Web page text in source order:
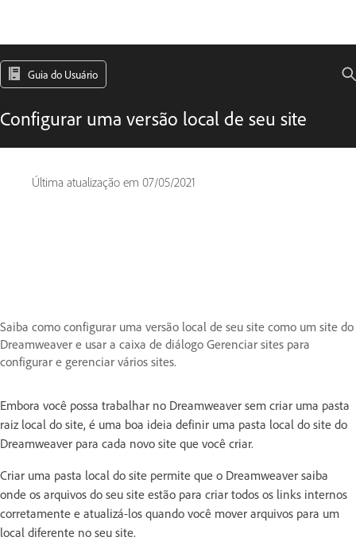
Guia do Usuário
Configurar uma versão local de seu site
Última atualização em 07/05/2021
Saiba como configurar uma versão local de seu site como um site do
Dreamweaver e usar a caixa de diálogo Gerenciar sites para
configurar e gerenciar vários sites.
Embora você possa trabalhar no Dreamweaver sem criar uma pasta
raiz local do site, é uma boa ideia definir uma pasta local do site do
Dreamweaver para cada novo site que você criar.
Criar uma pasta local do site permite que o Dreamweaver saiba
onde os arquivos do seu site estão para criar todos os links internos
corretamente e atualizá-los quando você mover arquivos para um
local diferente no seu site.